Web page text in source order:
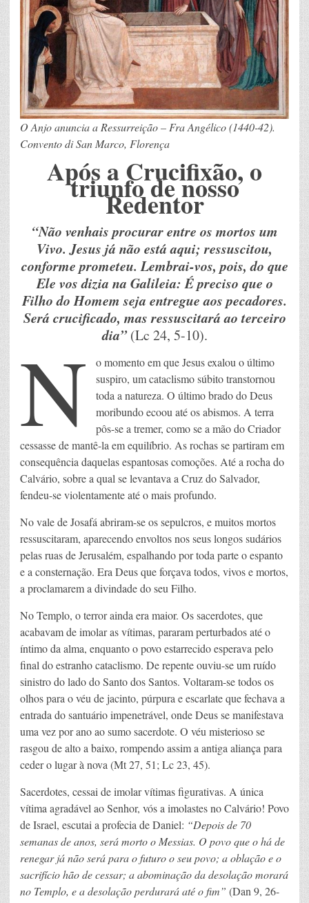
O Anjo anuncia a Ressurreição – Fra Angélico (1440-42).
Convento di San Marco, Florença
Após a Crucifixão, o
triunfo de nosso
Redentor
“Não venhais procurar entre os mortos um
Vivo. Jesus já não está aqui; ressuscitou,
conforme prometeu. Lembrai-vos, pois, do que
Ele vos dizia na Galileia: É preciso que o
Filho do Homem seja entregue aos pecadores.
Será crucificado, mas ressuscitará ao terceiro
dia” (Lc 24, 5-10).
N
o momento em que Jesus exalou o último
suspiro, um cataclismo súbito transtornou
toda a natureza. O último brado do Deus
moribundo ecoou até os abismos. A terra
pôs-se a tremer, como se a mão do Criador
cessasse de mantê-la em equilíbrio. As rochas se partiram em
consequência daquelas espantosas comoções. Até a rocha do
Calvário, sobre a qual se levantava a Cruz do Salvador,
fendeu-se violentamente até o mais profundo.
No vale de Josafá abriram-se os sepulcros, e muitos mortos
ressuscitaram, aparecendo envoltos nos seus longos sudários
pelas ruas de Jerusalém, espalhando por toda parte o espanto
e a consternação. Era Deus que forçava todos, vivos e mortos,
a proclamarem a divindade do seu Filho.
No Templo, o terror ainda era maior. Os sacerdotes, que
acabavam de imolar as vítimas, pararam perturbados até o
íntimo da alma, enquanto o povo estarrecido esperava pelo
final do estranho cataclismo. De repente ouviu-se um ruído
sinistro do lado do Santo dos Santos. Voltaram-se todos os
olhos para o véu de jacinto, púrpura e escarlate que fechava a
entrada do santuário impenetrável, onde Deus se manifestava
uma vez por ano ao sumo sacerdote. O véu misterioso se
rasgou de alto a baixo, rompendo assim a antiga aliança para
ceder o lugar à nova (Mt 27, 51; Lc 23, 45).
Sacerdotes, cessai de imolar vítimas figurativas. A única
vítima agradável ao Senhor, vós a imolastes no Calvário! Povo
de Israel, escutai a profecia de Daniel: “Depois de 70
semanas de anos, será morto o Messias. O povo que o há de
renegar já não será para o futuro o seu povo; a oblação e o
sacrifício hão de cessar; a abominação da desolação morará
no Templo, e a desolação perdurará até o fim” (Dan 9, 26-